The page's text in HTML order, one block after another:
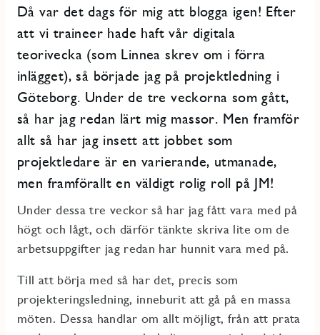
Då var det dags för mig att blogga igen! Efter
att vi traineer hade haft vår digitala
teorivecka (som Linnea skrev om i förra
inlägget), så började jag på projektledning i
Göteborg. Under de tre veckorna som gått,
så har jag redan lärt mig massor. Men framför
allt så har jag insett att jobbet som
projektledare är en varierande, utmanade,
men framförallt en väldigt rolig roll på JM!
Under dessa tre veckor så har jag fått vara med på
högt och lågt, och därför tänkte skriva lite om de
arbetsuppgifter jag redan har hunnit vara med på.
Till att börja med så har det, precis som
projekteringsledning, inneburit att gå på en massa
möten. Dessa handlar om allt möjligt, från att prata